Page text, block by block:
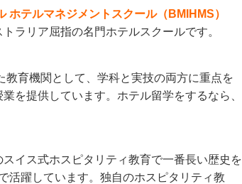
ホテルマネジメントスクール（BMIHMS）
ラリア屈指の名門ホテルスクールです。
育機関として、学科と実技の両方に重点を
を提供しています。ホテル留学をするなら、
イス式ホスピタリティ教育で一番長い歴史を
活躍しています。独自のホスピタリティ教